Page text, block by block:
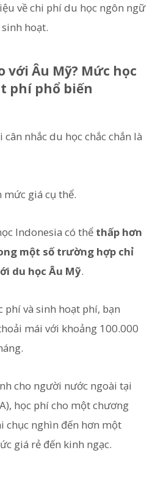
về chi phí du học ngôn ngữ
hoạt.
với Âu Mỹ? Mức học
phí phổ biến
nhắc du học chắc chắn là
giá cụ thể.
Indonesia có thể thấp hơn
một số trường hợp chỉ
du học Âu Mỹ.
phí và sinh hoạt phí, bạn
mái với khoảng 100.000
cho người nước ngoài tại
học phí cho một chương
chục nghìn đến hơn một
giá rẻ đến kinh ngạc.